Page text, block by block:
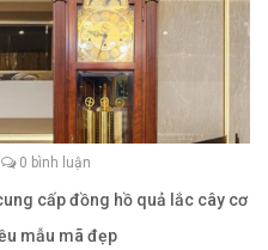
0 bình luận
cấp đồng hồ quả lắc cây cơ
mẫu mã đẹp